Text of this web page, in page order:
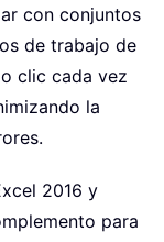
con conjuntos
de trabajo de
clic cada vez
la
2016 y
para